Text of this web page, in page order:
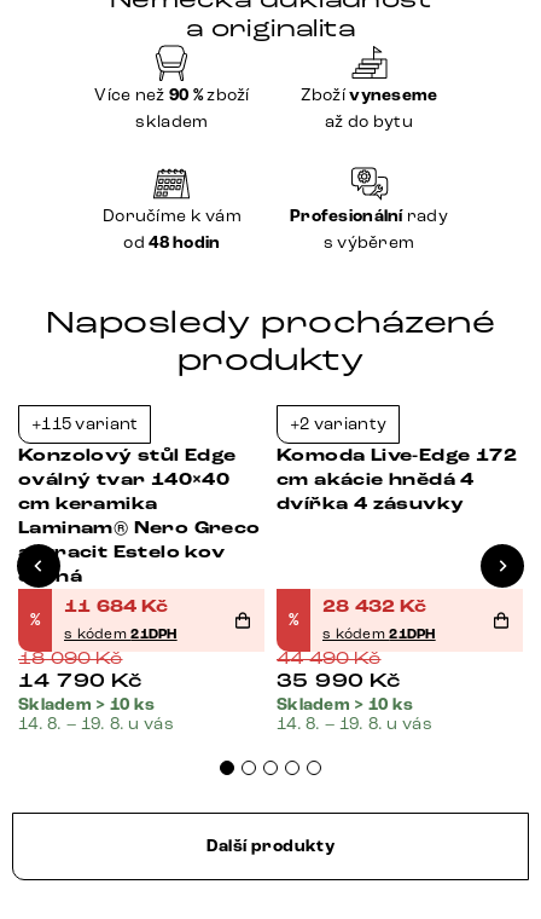
a originalita
Více než 90 %zboží
skladem
Zbožívyneseme
až do bytu
Doručíme k vám
od48 hodin
Profesionálnírady
s výběrem
Naposledy procházené
produkty
+115 variant
Konzolový stůl Edge
oválný tvar 140×40
cm keramika
Laminam® Nero Greco
antracit Estelo kov
černá
%
11 684 Kč
s kódem21DPH
18 090Kč
14 790 Kč
Skladem > 10 ks
14. 8. – 19. 8. u vás
+2 varianty
Komoda Live-Edge 172
cm akácie hnědá 4
dvířka 4 zásuvky
%
28 432 Kč
s kódem21DPH
44 490Kč
35 990 Kč
Skladem > 10 ks
14. 8. – 19. 8. u vás
Další produkty